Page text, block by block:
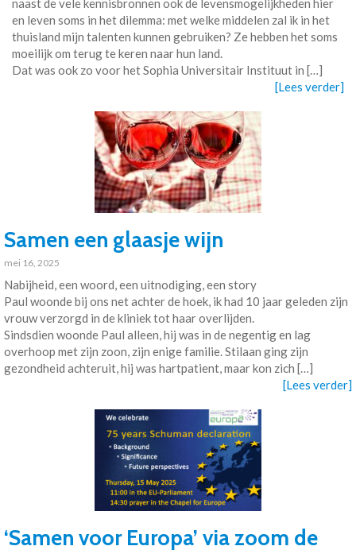
naast de vele kennisbronnen ook de levensmogelijkheden hier
en leven soms in het dilemma: met welke middelen zal ik in het
thuisland mijn talenten kunnen gebruiken? Ze hebben het soms
moeilijk om terug te keren naar hun land.
Dat was ook zo voor het Sophia Universitair Instituut in […]
[Lees verder]
Samen een glaasje wijn
mei 16, 2025
Nabijheid, een woord, een uitnodiging, een story
Paul woonde bij ons net achter de hoek, ik had 10 jaar geleden zijn
vrouw verzorgd in de kliniek tot haar overlijden.
Sindsdien woonde Paul alleen, hij was in de negentig en lag
overhoop met zijn zoon, zijn enige familie. Stilaan ging zijn
gezondheid achteruit, hij was hartpatient, maar kon zich […]
[Lees verder]
‘Samen voor Europa’ via zoom de